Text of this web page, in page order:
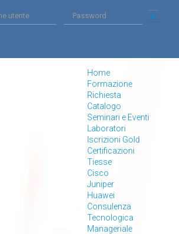
Home
Formazione
Richiesta
Catalogo
Seminari e Eventi
Laboratori
Iscrizioni Gold
Certificazioni
Tiesse
Cisco
Juniper
Huawei
Consulenza
Tecnologica
Manageriale